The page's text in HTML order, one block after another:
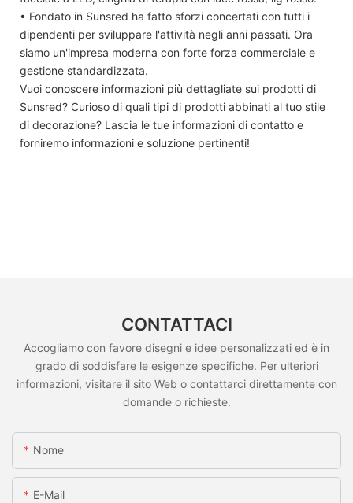
• Fondato in Sunsred ha fatto sforzi concertati con tutti i
dipendenti per sviluppare l'attività negli anni passati. Ora
siamo un'impresa moderna con forte forza commerciale e
gestione standardizzata.
Vuoi conoscere informazioni più dettagliate sui prodotti di
Sunsred? Curioso di quali tipi di prodotti abbinati al tuo stile
di decorazione? Lascia le tue informazioni di contatto e
forniremo informazioni e soluzione pertinenti!
CONTATTACI
Accogliamo con favore disegni e idee personalizzati ed è in
grado di soddisfare le esigenze specifiche. Per ulteriori
informazioni, visitare il sito Web o contattarci direttamente con
domande o richieste.
Nome
E-Mail